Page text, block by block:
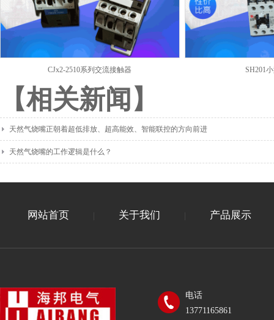
CJx2-2510系列交流接触器 SH201
【相关新闻】
天然气烧嘴正朝着超低排放、超高能效、智能联控的方向前进
天然气烧嘴的工作逻辑是什么？
网站首页 关于我们 产品展示
电话
13771165861